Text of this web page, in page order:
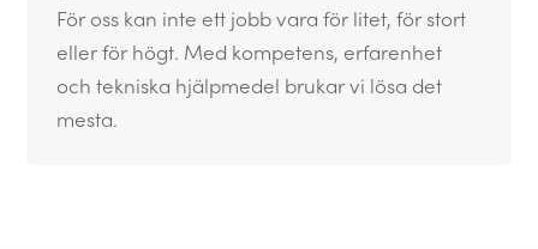
För oss kan inte ett jobb vara för litet, för stort
eller för högt. Med kompetens, erfarenhet
och tekniska hjälpmedel brukar vi lösa det
mesta.